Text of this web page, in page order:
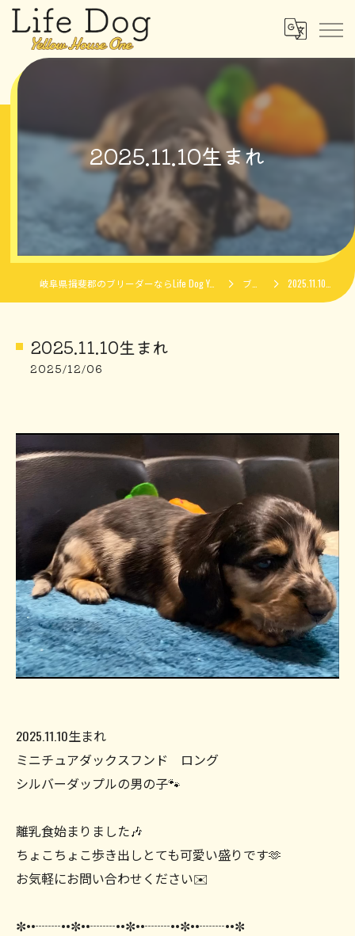
2025.11.10生まれ
岐阜県揖斐郡のブリーダーならLife Dog Yellow House One ブログ 2025.11.10生まれ
2025.11.10生まれ
2025/12/06
2025.11.10生まれ
ミニチュアダックスフンド ロング
シルバーダップルの男の子🐾
離乳食始まりました🎶
ちょこちょこ歩き出しとても可愛い盛りです🫶
お気軽にお問い合わせください✉️
✼••┈┈••✼••┈┈••✼••┈┈••✼••┈┈••✼